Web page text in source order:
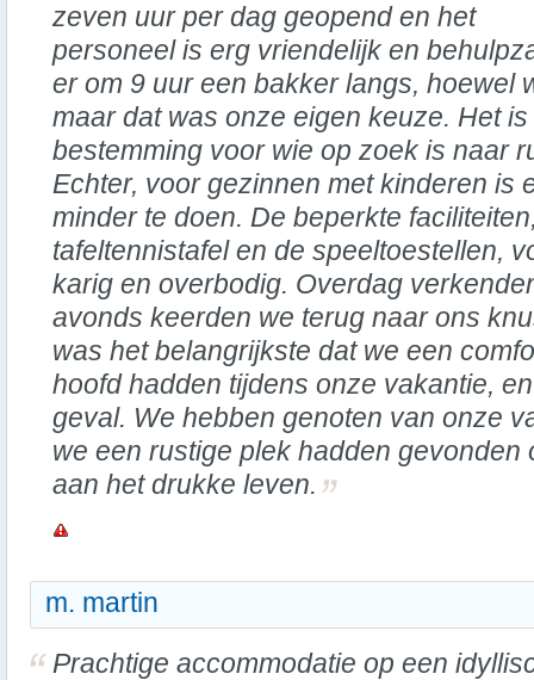
zeven uur per dag geopend en het
personeel is erg vriendelijk en
er om 9 uur een bakker langs, hoewel
maar dat was onze eigen keuze. Het
bestemming voor wie op zoek is naar
Echter, voor gezinnen met kinderen is
minder te doen. De beperkte
tafeltennistafel en de speeltoestellen,
karig en overbodig. Overdag
avonds keerden we terug naar ons
was het belangrijkste dat we een
hoofd hadden tijdens onze vakantie,
geval. We hebben genoten van onze
we een rustige plek hadden gevonden
aan het drukke leven.
m. martin
Prachtige accommodatie op een